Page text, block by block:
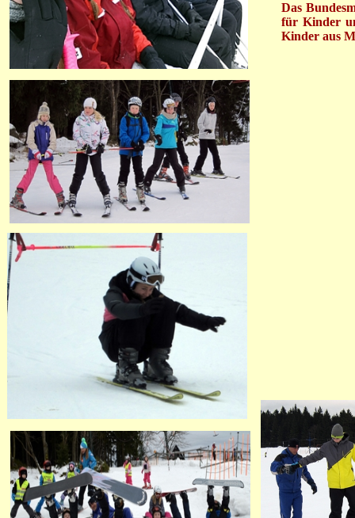
Das
für Kinder
Kinder aus